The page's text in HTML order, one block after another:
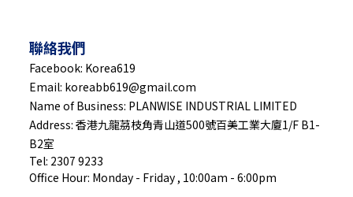
聯絡我們
Facebook: Korea619
Email: koreabb619@gmail.com
Name of Business: PLANWISE INDUSTRIAL LIMITED
Address: 香港九龍茘枝角青山道500號百美工業大廈1/F B1-
B2室
Tel: 2307 9233
Office Hour: Monday - Friday , 10:00am - 6:00pm